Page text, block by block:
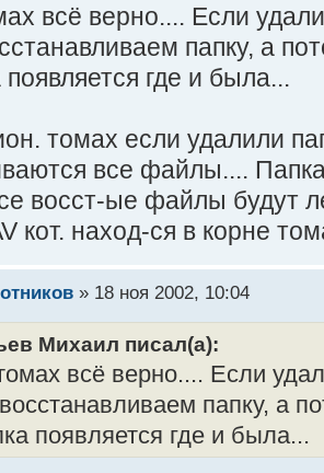
всё верно.... Если
папку, а
появляется где и была...
томах если удалили
все файлы....
восст-ые файлы будут
кот. наход-ся в корне
» 18 ноя 2002, 10:04
Михаил писал(а):
всё верно.... Если
папку, а
появляется где и была...